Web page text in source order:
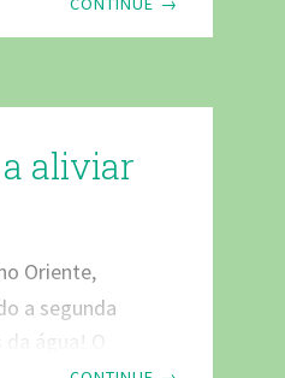
a aliviar
Oriente,
a segunda
água! O